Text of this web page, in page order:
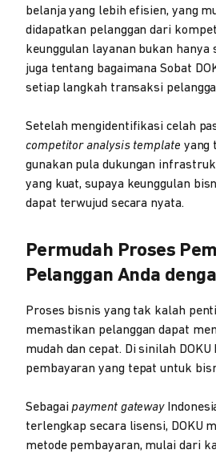
belanja yang lebih efisien, yang
didapatkan pelanggan dari
keunggulan layanan bukan hanya
juga tentang bagaimana Sobat
setiap langkah transaksi
Setelah mengidentifikasi celah
competitor analysis template yang
gunakan pula dukungan
yang kuat, supaya keunggulan
dapat terwujud secara nyata.
Permudah Proses
Pelanggan Anda
Proses bisnis yang tak kalah
memastikan pelanggan dapat
mudah dan cepat. Di sinilah
pembayaran yang tepat untuk
Sebagaipayment gateway
terlengkap secara lisensi, DOKU
metode pembayaran, mulai dari